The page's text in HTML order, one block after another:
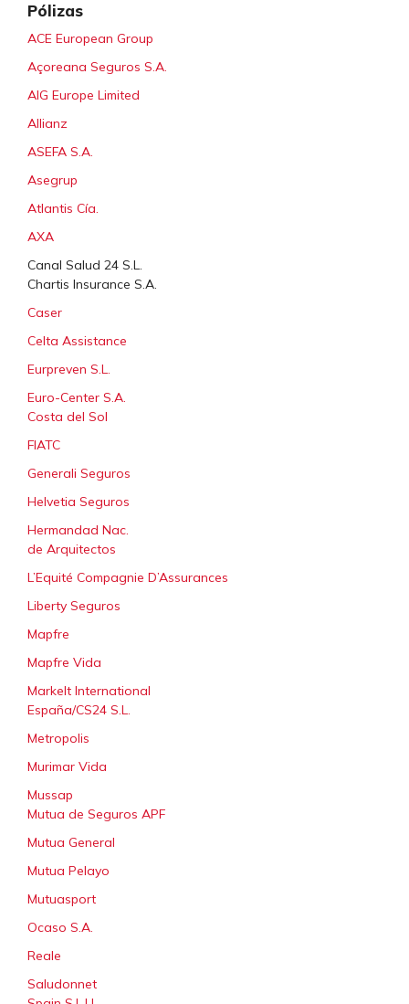
Pólizas
ACE European Group
Açoreana Seguros S.A.
AIG Europe Limited
Allianz
ASEFA S.A.
Asegrup
Atlantis Cía.
AXA
Canal Salud 24 S.L.
Chartis Insurance S.A.
Caser
Celta Assistance
Eurpreven S.L.
Euro-Center S.A.
Costa del Sol
FIATC
Generali Seguros
Helvetia Seguros
Hermandad Nac.
de Arquitectos
L’Equité Compagnie D’Assurances
Liberty Seguros
Mapfre
Mapfre Vida
Markelt International
España/CS24 S.L.
Metropolis
Murimar Vida
Mussap
Mutua de Seguros APF
Mutua General
Mutua Pelayo
Mutuasport
Ocaso S.A.
Reale
Saludonnet